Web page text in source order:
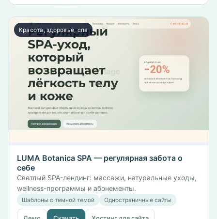
Красота, здоровье, спа
LUMA Botanica SPA — регулярная забота о
себе
Светлый SPA-лендинг: массажи, натуральные уходы,
wellness-программы и абонементы.
Шаблоны с тёмной темой Одностраничные сайты